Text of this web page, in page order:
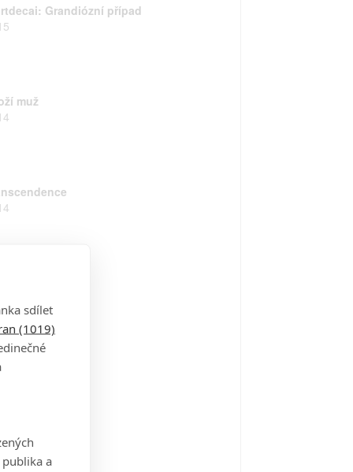
Grandiózní případ
muž
Street
stíny
sdílet
(1019)
a